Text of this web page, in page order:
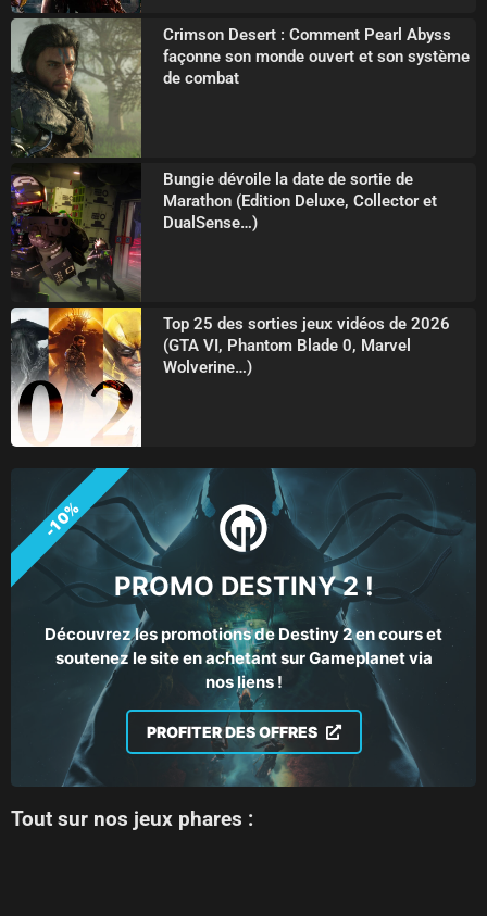
Crimson Desert : Comment Pearl Abyss
façonne son monde ouvert et son système
de combat
Bungie dévoile la date de sortie de
Marathon (Edition Deluxe, Collector et
DualSense…)
Top 25 des sorties jeux vidéos de 2026
(GTA VI, Phantom Blade 0, Marvel
Wolverine…)
PROMO DESTINY 2 !
Découvrez les promotions de Destiny 2 en cours et
soutenez le site en achetant sur Gameplanet via
nos liens !
PROFITER DES OFFRES
-10%
Tout sur nos jeux phares :